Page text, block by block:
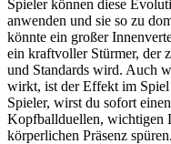
Spieler können diese
anwenden und sie so zu
könnte ein großer
ein kraftvoller Stürmer, der
und Standards wird. Auch
wirkt, ist der Effekt im
Spieler, wirst du sofort
Kopfballduellen, wichtigen
körperlichen Präsenz spüren.